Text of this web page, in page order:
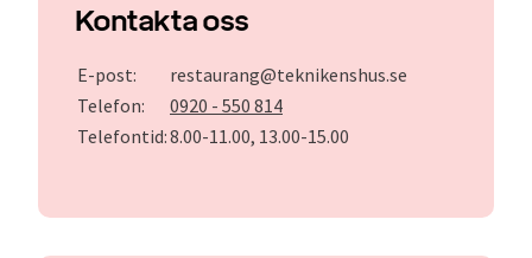
Kontakta oss
E-post:
restaurang@teknikenshus.se
Telefon:
0920 - 550 814
Telefontid:8.00-11.00, 13.00-15.00